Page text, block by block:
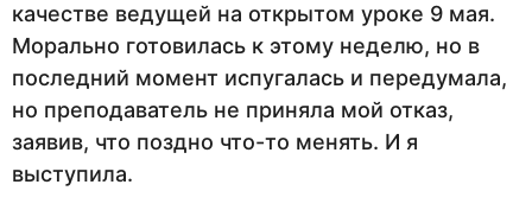
качестве ведущей на открытом уроке 9 мая.
Морально готовилась к этому неделю, но в
последний момент испугалась и передумала,
но преподаватель не приняла мой отказ,
заявив, что поздно что-то менять. И я
выступила.